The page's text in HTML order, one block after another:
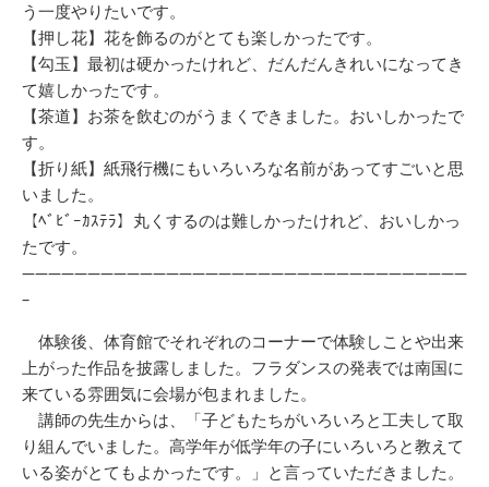
う一度やりたいです。
【押し花】花を飾るのがとても楽しかったです。
【勾玉】最初は硬かったけれど、だんだんきれいになってき
て嬉しかったです。
【茶道】お茶を飲むのがうまくできました。おいしかったで
す。
【折り紙】紙飛行機にもいろいろな名前があってすごいと思
いました。
【ﾍﾞﾋﾞｰｶｽﾃﾗ】丸くするのは難しかったけれど、おいしかっ
たです。
——————————————————————————————————
–
体験後、体育館でそれぞれのコーナーで体験しことや出来
上がった作品を披露しました。フラダンスの発表では南国に
来ている雰囲気に会場が包まれました。
講師の先生からは、「子どもたちがいろいろと工夫して取
り組んでいました。高学年が低学年の子にいろいろと教えて
いる姿がとてもよかったです。」と言っていただきました。